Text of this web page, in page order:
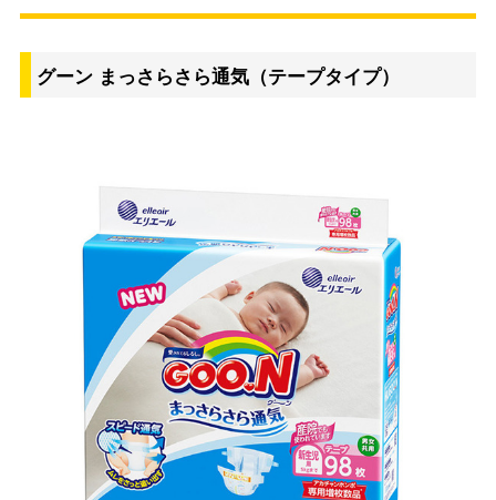
グーン まっさらさら通気（テープタイプ）